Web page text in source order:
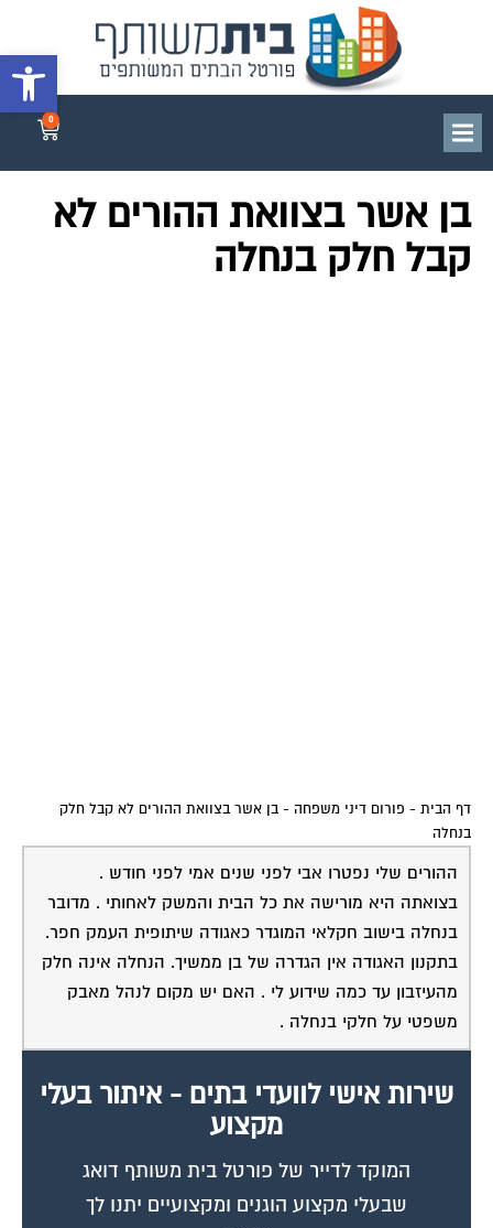
פתח
בן אשר בצוואת ההורים לא
קבל חלק בנחלה
בנחלה
ההורים שלי נפטרו אבי לפני שנים אמי לפני חודש .
בצואתה היא מורישה את כל הבית והמשק לאחותי . מדובר
בנחלה בישוב חקלאי המוגדר כאגודה שיתופית העמק חפר.
בתקנון האגודה אין הגדרה של בן ממשיך. הנחלה אינה חלק
מהעיזבון עד כמה שידוע לי . האם יש מקום לנהל מאבק
משפטי על חלקי בנחלה .
מקצוע
המוקד לדייר של פורטל בית משותף דואג
שבעלי מקצוע הוגנים ומקצועיים יתנו לך
שירות.